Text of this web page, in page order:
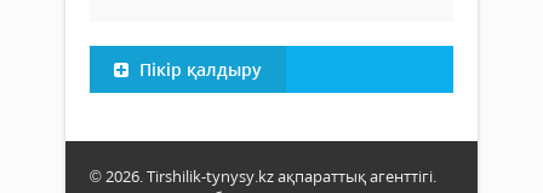
Пікір қалдыру
© 2026. Tirshilik-tynysy.kz ақпараттық агенттігі.